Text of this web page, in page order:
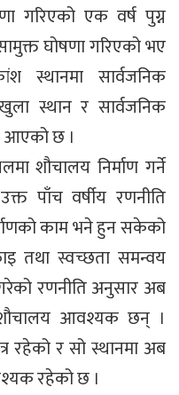
गरिएको एक वर्ष पुग्न
घोषणा गरिएको भए
स्थानमा सार्वजनिक
स्थान र सार्वजनिक
आएको छ ।
शौचालय निर्माण गर्ने
पाँच वर्षीय रणनीति
काम भने हुन सकेको
तथा स्वच्छता समन्वय
रणनीति अनुसार अब
शौचालय आवश्यक छन् ।
रहेको र सो स्थानमा अब
रहेको छ ।